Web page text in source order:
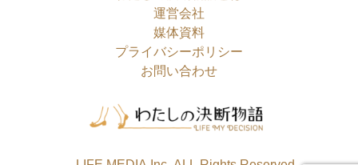
運営会社
媒体資料
プライバシーポリシー
お問い合わせ